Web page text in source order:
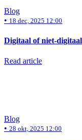
Blog
• 18 dec, 2025 12:00
Digitaal of niet-
Read article
Blog
• 28 okt, 2025 12:00